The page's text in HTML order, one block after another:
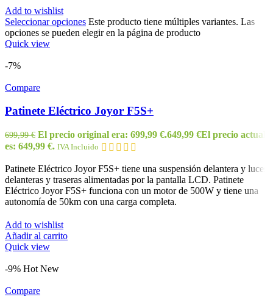
Add to wishlist
Seleccionar opciones Este producto tiene múltiples variantes. Las
opciones se pueden elegir en la página de producto
Quick view
-7%
Compare
Patinete Eléctrico Joyor F5S+
699,99€ El precio original era: 699,99 €.649,99 €El precio actual
es: 649,99 €. IVA Incluido
Patinete Eléctrico Joyor F5S+ tiene una suspensión delantera y luces
delanteras y traseras alimentadas por la pantalla LCD. Patinete
Eléctrico Joyor F5S+ funciona con un motor de 500W y tiene una
autonomía de 50km con una carga completa.
Add to wishlist
Añadir al carrito
Quick view
-9% Hot New
Compare